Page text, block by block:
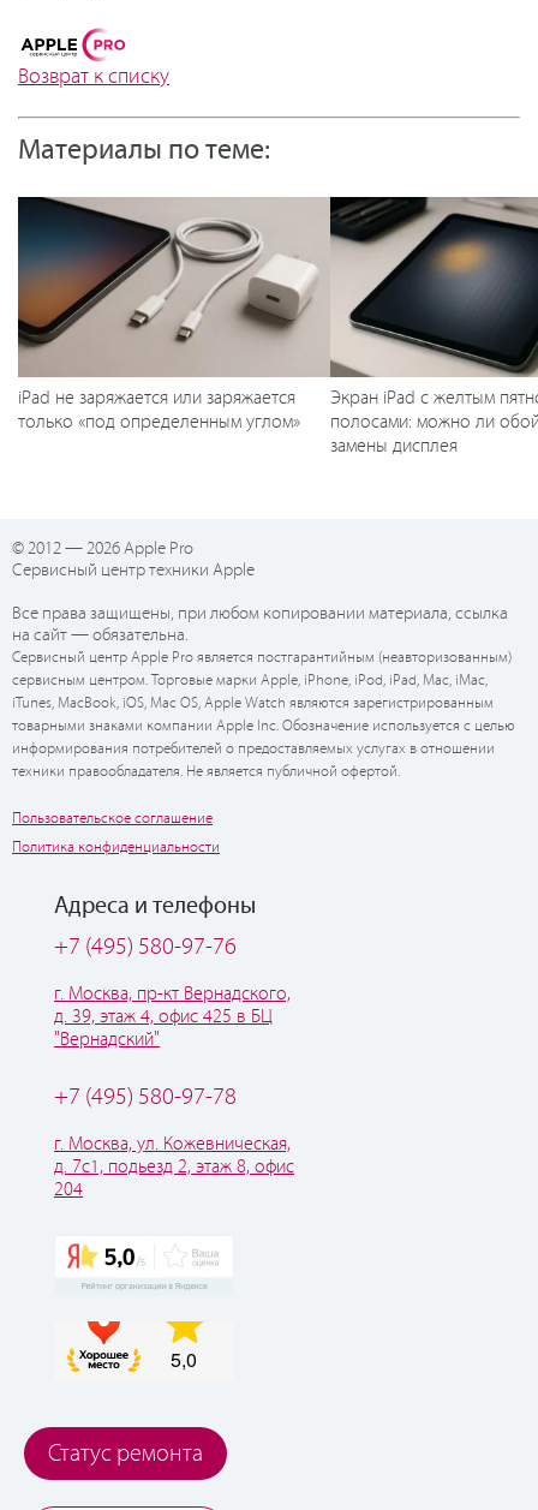
Возврат к списку
Материалы по теме:
iPad не заряжается или заряжается
только «под определенным углом»
Экран iPad с желтым
полосами: можно ли
замены дисплея
© 2012 — 2026 Apple Pro
Сервисный центр техники Apple
Все права защищены, при любом копировании материала, ссылка
на сайт — обязательна.
Сервисный центр Apple Pro является постгарантийным (неавторизованным)
сервисным центром. Торговые марки Apple, iPhone, iPod, iPad, Mac, iMac,
iTunes, MacBook, iOS, Mac OS, Apple Watch являются зарегистрированным
товарными знаками компании Apple Inc. Обозначение используется с целью
информирования потребителей о предоставляемых услугах в отношении
техники правообладателя. Не является публичной офертой.
Пользовательское соглашение
Политика конфиденциальности
Адреса и телефоны
+7 (495) 580-97-76
г. Москва, пр-кт Вернадского,
д. 39, этаж 4, офис 425 в БЦ
"Вернадский"
+7 (495) 580-97-78
г. Москва, ул. Кожевническая,
д. 7с1, подьезд 2, этаж 8, офис
204
Статус ремонта